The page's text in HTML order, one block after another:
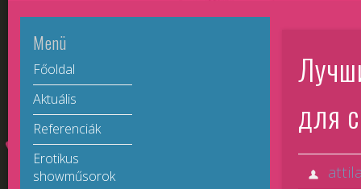
для
Menü
Főoldal
Aktuális
Referenciák
Erotikus
showműsorok